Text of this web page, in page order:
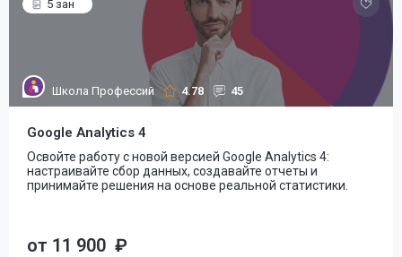
5 зан
Школа Профессий 4.78 45
Google Analytics 4
Освойте работу с новой версией Google Analytics 4:
настраивайте сбор данных, создавайте отчеты и
принимайте решения на основе реальной статистики.
от 11 900 ₽